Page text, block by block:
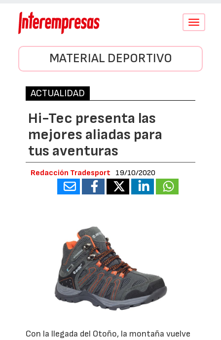
Conmutar
MATERIAL DEPORTIVO
ACTUALIDAD
Hi-Tec presenta las
mejores aliadas para
tus aventuras
Redacción Tradesport 19/10/2020
Con la llegada del Otoño, la montaña vuelve